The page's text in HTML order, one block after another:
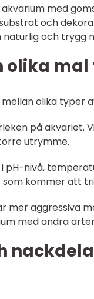
akvarium med
och
och trygg
olika
olika typer
på akvariet.
utrymme.
i pH-nivå,
kommer att
mer aggressiva
med andra